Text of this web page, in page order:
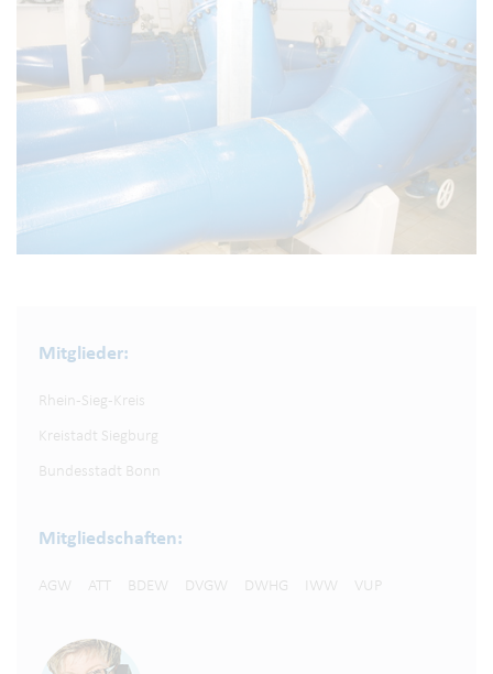
Mitglieder:
Rhein-Sieg-Kreis
Kreistadt Siegburg
Bundesstadt Bonn
Mitgliedschaften:
AGW ATT BDEW DVGW DWHG IWW VUP